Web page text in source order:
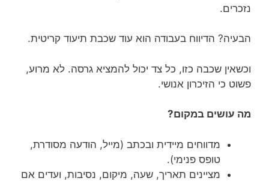
נזכרים.
הבעיה? הדיווח בעבודה הוא עוד שכבת תיעוד קריטית.
וכשאין שכבה כזו, כל צד יכול להמציא גרסה. לא מרוע,
פשוט כי הזיכרון אנושי.
מה עושים במקום?
מדווחים מיידית ובכתב (מייל, הודעה מסודרת,
טופס פנימי).
מציינים תאריך, שעה, מיקום, נסיבות, ועדים אם